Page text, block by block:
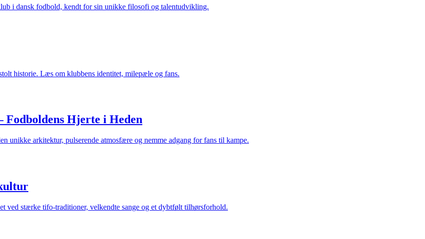
i dansk fodbold, kendt for sin unikke filosofi og talentudvikling.
historie. Læs om klubbens identitet, milepæle og fans.
Hjerte i Heden
unikke arkitektur, pulserende atmosfære og nemme adgang for fans til kampe.
stærke tifo-traditioner, velkendte sange og et dybtfølt tilhørsforhold.